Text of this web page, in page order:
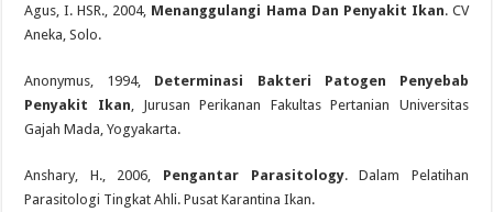
Agus, I. HSR., 2004, Menanggulangi Hama Dan Penyakit Ikan. CV
Aneka, Solo.
Anonymus, 1994, Determinasi Bakteri Patogen Penyebab
Penyakit Ikan , Jurusan Perikanan Fakultas Pertanian Universitas
Gajah Mada, Yogyakarta.
Anshary, H., 2006, Pengantar Parasitology. Dalam Pelatihan
Parasitologi Tingkat Ahli. Pusat Karantina Ikan.